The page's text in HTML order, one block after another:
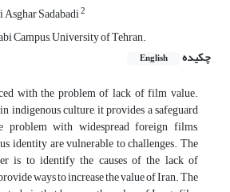
Sadabadi2
Campus, University of Tehran.
چکیده
English
with the problem of lack of film value.
indigenous culture, it provides a safeguard
problem with widespread foreign films,
identity are vulnerable to challenges. The
is to identify the causes of the lack of
ways to increase the value of Iran. The